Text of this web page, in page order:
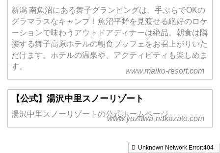
新潟 南魚沼にある舞子グランピングは、手ぶらでOKの
グラマラスなキャンプ！魚沼平野を見渡せる絶好のロケ
ーションで味わうアウトドアディナーは絶品。朝食は隣
接する舞子高原ホテルの朝食ブッフェをお召上がりいた
だけます。ホテルの温泉や、アクティビティも楽しめま
す。
www.maiko-resort.com
【公式】湯沢中里スノーリゾート
湯沢中里スノーリゾートの公式ホームページ
www.yuzawa-nakazato.com